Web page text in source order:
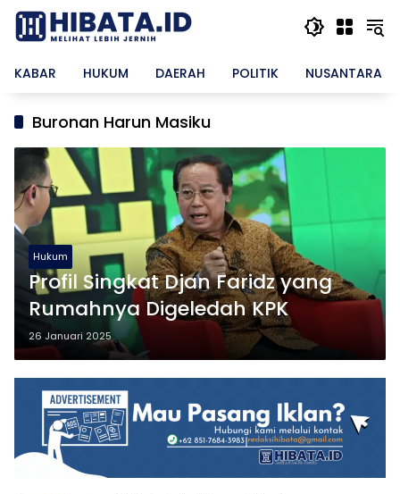
Langsung
konten
KABAR
HUKUM DAERAH POLITIK NUSANTARA
Buronan Harun Masiku
Hukum
Profil Singkat Djan Faridz yang
Rumahnya Digeledah KPK
26 Januari 2025